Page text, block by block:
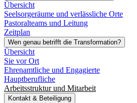
Übersicht
Seelsorgeräume und verlässliche Orte
Pastoralteams und Leitung
Zeitplan
Wen genau betrifft die Transformation?
Übersicht
Sie vor Ort
Ehrenamtliche und Engagierte
Hauptberufliche
Arbeitsstruktur und Mitarbeit
Kontakt & Beteiligung